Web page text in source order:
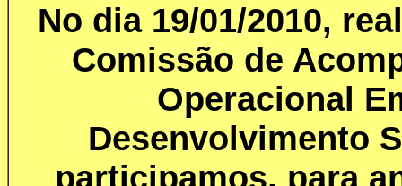
No dia 19/01/2010,
Comissão de
Operacional
Desenvolvimento
participamos, para